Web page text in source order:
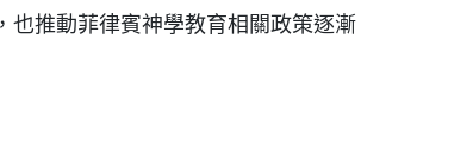
也推動菲律賓神學教育相關政策逐漸